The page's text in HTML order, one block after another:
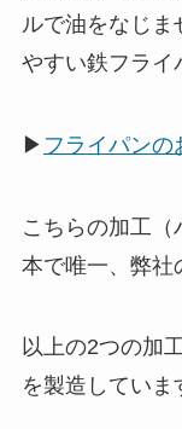
ルで油をなじ
やすい鉄フライ
▶ フライパンの
こちらの加工（
本で唯一、弊社
以上の2つの加
を製造していま